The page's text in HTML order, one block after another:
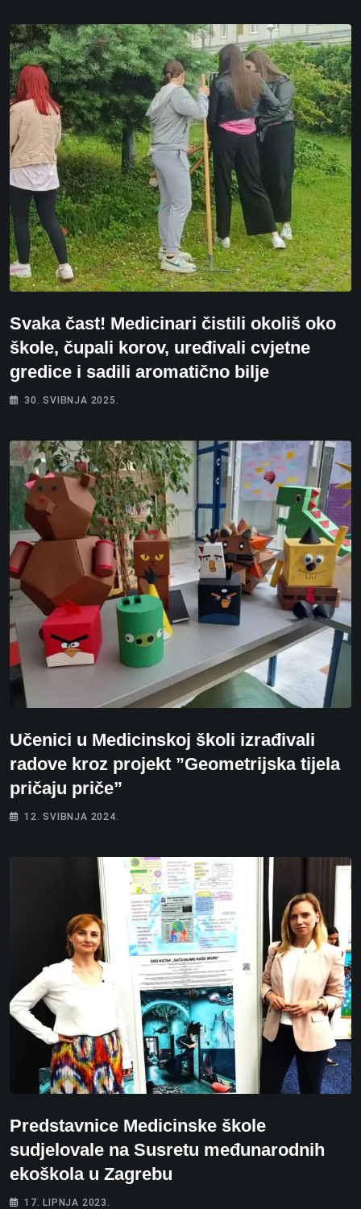
Svaka čast! Medicinari čistili okoliš oko
škole, čupali korov, uređivali cvjetne
gredice i sadili aromatično bilje
30. SVIBNJA 2025.
Učenici u Medicinskoj školi izrađivali
radove kroz projekt ”Geometrijska tijela
pričaju priče”
12. SVIBNJA 2024.
Predstavnice Medicinske škole
sudjelovale na Susretu međunarodnih
ekoškola u Zagrebu
17. LIPNJA 2023.